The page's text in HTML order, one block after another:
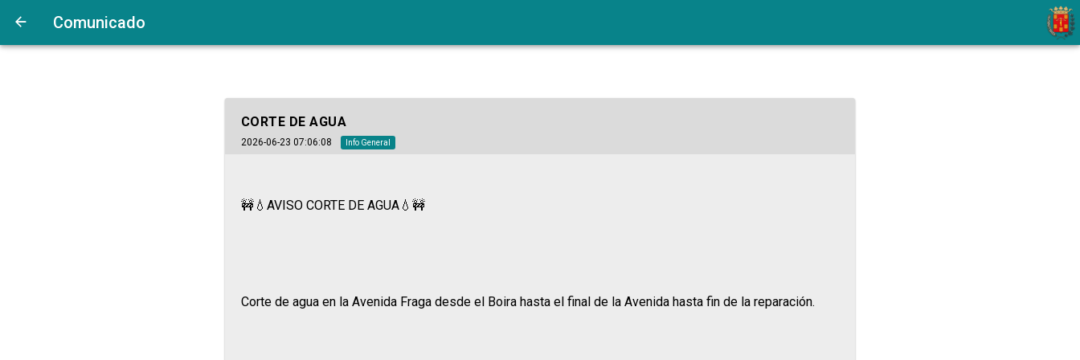
Comunicado
CORTE DE AGUA
2026-06-23 07:06:08 Info General
🚧💧AVISO CORTE DE AGUA💧🚧
Corte de agua en la Avenida Fraga desde el Boira hasta el final de la Avenida hasta fin de la reparación.